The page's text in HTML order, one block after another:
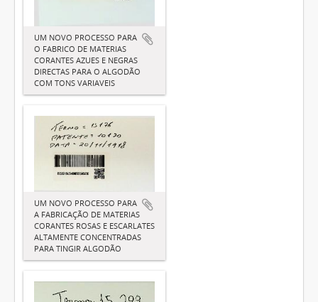
UM NOVO PROCESSO PARA
O FABRICO DE MATERIAS
CORANTES AZUES E NEGRAS
DIRECTAS PARA O ALGODÃO
COM TONS VARIAVEIS
UM NOVO PROCESSO PARA
A FABRICAÇÃO DE MATERIAS
CORANTES ROSAS E ESCARLATES
ALTAMENTE CONCENTRADAS
PARA TINGIR ALGODÃO